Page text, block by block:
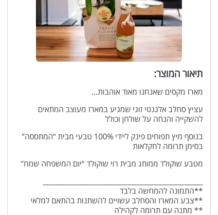
תיאור המוצר:
מארז מקסים שאנחנו מאוד אוהבות…
עציץ סחלב אלגנטי זוגי שמגיע במארז מעוצב המתאים
להשקייה והנחה על שולחן וכולל
בנוסף מיץ תפוחים פינק ליידי 100% טבעי מבית “המתססה”
בסימן תרומה לחקלאות
מטבע שוקולד ממותג מבית רוי שוקולד “יום המשפחה שמח”
**התמונה להמחשה בלבד
**צבע המארז והסחלב עשויים להשתנות בהתאם למלאי
** מתנה עם תרומה לקהילה